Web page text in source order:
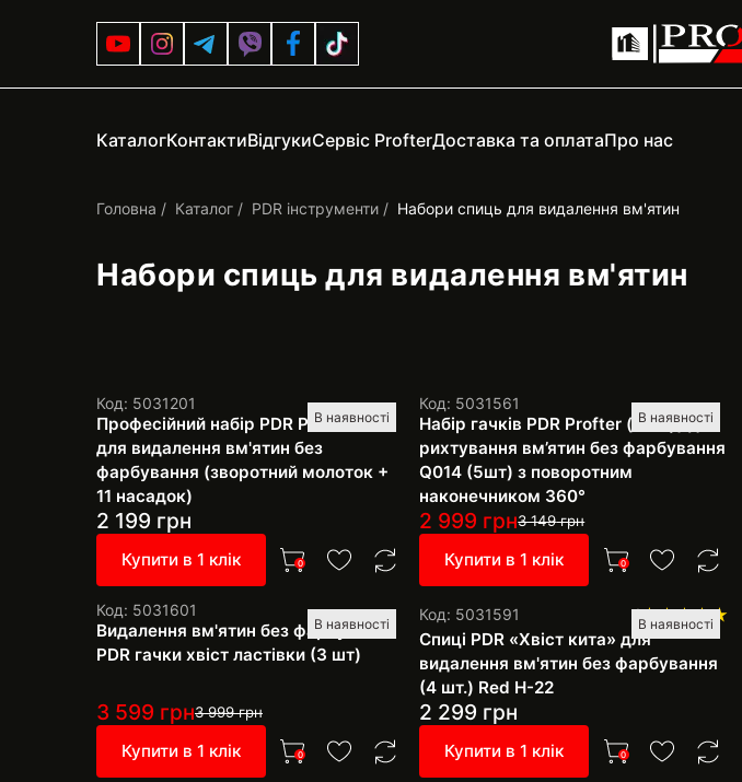
КаталогКонтактиВідгукиСервіс ProfterДоставка та оплатаПро нас
Головна Каталог PDR інструменти Набори спиць для видалення вм'ятин
Набори спиць для видалення вм'ятин
В наявності
Код: 5031201
Професійний набір PDR Pro SH-4
для видалення вм'ятин без
фарбування (зворотний молоток +
11 насадок)
2 199 грн
Купити в 1 клік 0
В наявності
Код: 5031561
Набір гачків PDR Profter (спиці) для
рихтування вм’ятин без фарбування
Q014 (5шт) з поворотним
наконечником 360°
2 999 грн3 149грн
Купити в 1 клік 0
В наявності
Код: 5031601
Видалення вм'ятин без фарбування
PDR гачки хвіст ластівки (3 шт)
3 599 грн3 999грн
Купити в 1 клік 0
В наявності
Код: 5031591 1
Спиці PDR «Хвіст кита» для
видалення вм'ятин без фарбування
(4 шт.) Red H-22
2 299 грн
Купити в 1 клік 0